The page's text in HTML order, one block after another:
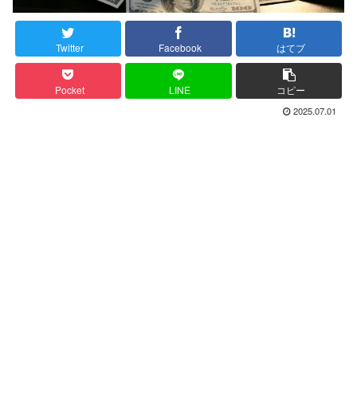
Twitter Facebook はてブ
Pocket LINE コピー
2025.07.01